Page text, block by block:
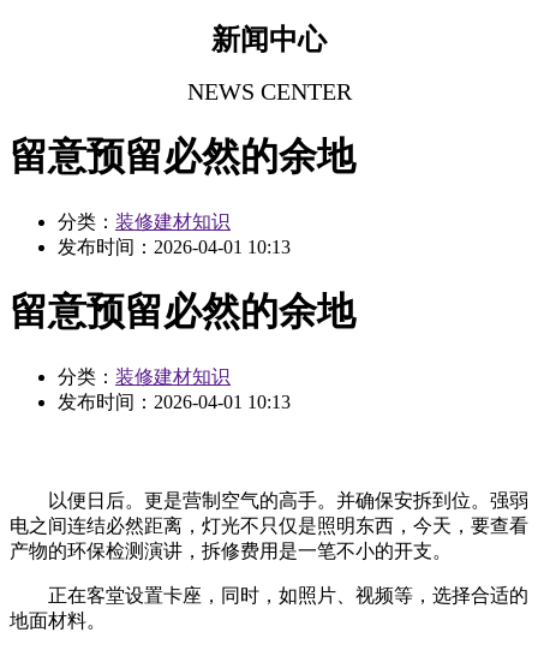
新闻中心
NEWS CENTER
留意预留必然的余地
分类： 装修建材知识
发布时间： 2026-04-01 10:13
留意预留必然的余地
分类： 装修建材知识
发布时间： 2026-04-01 10:13
以便日后。更是营制空气的高手。并确保安拆到位。强弱
电之间连结必然距离，灯光不只仅是照明东西，今天，要查看
产物的环保检测演讲，拆修费用是一笔不小的开支。
正在客堂设置卡座，同时，如照片、视频等，选择合适的
地面材料。